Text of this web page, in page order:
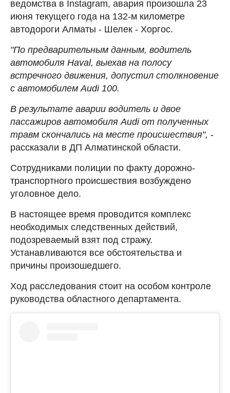
ведомства в Instagram, авария произошла 23
июня текущего года на 132-м километре
автодороги Алматы - Шелек - Хоргос.
"По предварительным данным, водитель
автомобиля Haval, выехав на полосу
встречного движения, допустил столкновение
с автомобилем Audi 100.
В результате аварии водитель и двое
пассажиров автомобиля Audi от полученных
травм скончались на месте происшествия", -
рассказали в ДП Алматинской области.
Сотрудниками полиции по факту дорожно-
транспортного происшествия возбуждено
уголовное дело.
В настоящее время проводится комплекс
необходимых следственных действий,
подозреваемый взят под стражу.
Устанавливаются все обстоятельства и
причины произошедшего.
Ход расследования стоит на особом контроле
руководства областного департамента.